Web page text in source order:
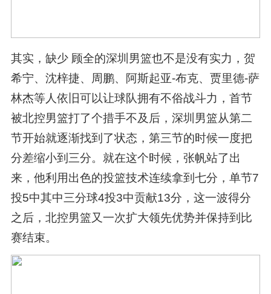
其实，缺少 顾全的深圳男篮也不是没有实力，贺
希宁、沈梓捷、周鹏、阿斯起亚-布克、贾里德-萨
林杰等人依旧可以让球队拥有不俗战斗力，首节
被北控男篮打了个措手不及后，深圳男篮从第二
节开始就逐渐找到了状态，第三节的时候一度把
分差缩小到三分。就在这个时候，张帆站了出
来，他利用出色的投篮技术连续拿到七分，单节7
投5中其中三分球4投3中贡献13分，这一波得分
之后，北控男篮又一次扩大领先优势并保持到比
赛结束。